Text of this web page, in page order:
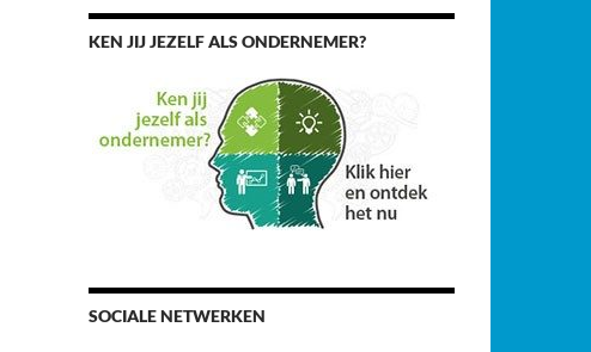
KEN JIJ JEZELF ALS ONDERNEMER?
SOCIALE NETWERKEN